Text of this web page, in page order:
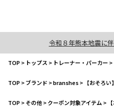
令和８年熊本地震に
TOP> トップス > トレーナー・パーカー >
TOP>ブランド >branshes> 【おそろ
TOP>その他>クーポン対象アイテム >